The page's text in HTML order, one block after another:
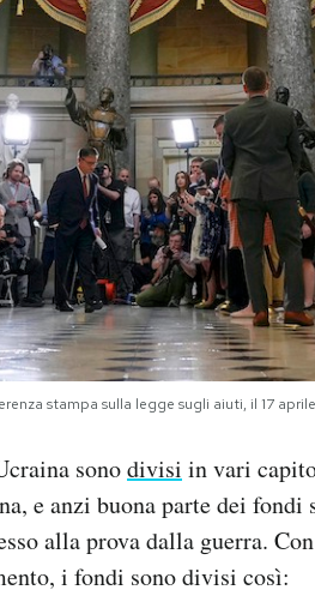
stampa sulla legge sugli aiuti, il 17
sonodivisi in vari
e anzi buona parte dei fondi
alla prova dalla guerra.
i fondi sono divisi così: